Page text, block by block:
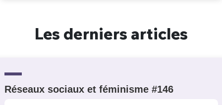
Les derniers articles
Réseaux sociaux et féminisme #146